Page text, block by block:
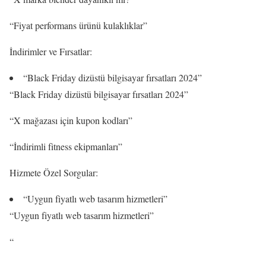
“Fiyat performans ürünü kulaklıklar”
İndirimler ve Fırsatlar:
“Black Friday dizüstü bilgisayar fırsatları 2024”
“Black Friday dizüstü bilgisayar fırsatları 2024”
“X mağazası için kupon kodları”
“İndirimli fitness ekipmanları”
Hizmete Özel Sorgular:
“Uygun fiyatlı web tasarım hizmetleri”
“Uygun fiyatlı web tasarım hizmetleri”
“